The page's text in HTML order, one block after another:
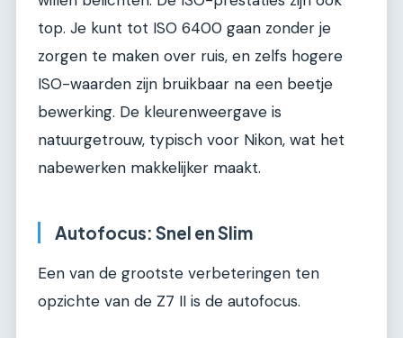
top. Je kunt tot ISO 6400 gaan zonder je
zorgen te maken over ruis, en zelfs hogere
ISO-waarden zijn bruikbaar na een beetje
bewerking. De kleurenweergave is
natuurgetrouw, typisch voor Nikon, wat het
nabewerken makkelijker maakt.
Autofocus: Snel en Slim
Een van de grootste verbeteringen ten
opzichte van de Z7 II is de autofocus.